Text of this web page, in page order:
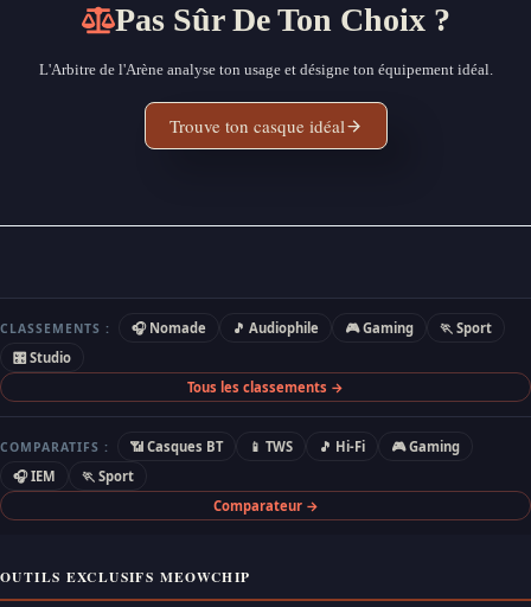
Pas Sûr De Ton Choix ?
L'Arbitre de l'Arène analyse ton usage et désigne ton équipement idéal.
Trouve ton casque idéal
CLASSEMENTS : 🎧 Nomade 🎵 Audiophile 🎮 Gaming
🏃 Sport
🎛 Studio
Tous les classements →
COMPARATIFS : 📶 Casques BT 📱 TWS 🎵 Hi-Fi
🎮 Gaming
🎧 IEM
🏃 Sport
Comparateur →
OUTILS EXCLUSIFS MEOWCHIP